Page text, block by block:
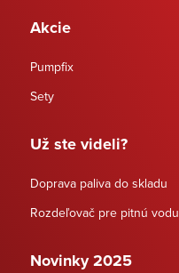
Akcie
Pumpfix
Sety
Už ste videli?
Doprava paliva do skladu
Rozdeľovač pre pitnú vodu
Novinky 2025